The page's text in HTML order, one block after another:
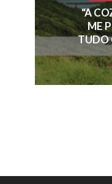
“A
ME
TUDO